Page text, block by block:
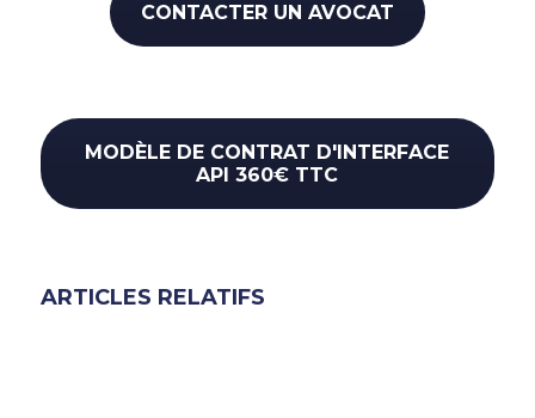
CONTACTER UN AVOCAT
MODÈLE DE CONTRAT D'INTERFACE
API 360€ TTC
ARTICLES RELATIFS